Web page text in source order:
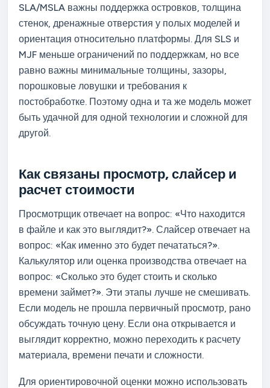
SLA/MSLA важны поддержка островков, толщина
стенок, дренажные отверстия у полых моделей и
ориентация относительно платформы. Для SLS и
MJF меньше ограничений по поддержкам, но все
равно важны минимальные толщины, зазоры,
порошковые ловушки и требования к
постобработке. Поэтому одна и та же модель может
быть удачной для одной технологии и сложной для
другой.
Как связаны просмотр, слайсер и
расчет стоимости
Просмотрщик отвечает на вопрос: «Что находится
в файле и как это выглядит?». Слайсер отвечает на
вопрос: «Как именно это будет печататься?».
Калькулятор или оценка производства отвечает на
вопрос: «Сколько это будет стоить и сколько
времени займет?». Эти этапы лучше не смешивать.
Если модель не прошла первичный просмотр, рано
обсуждать точную цену. Если она открывается и
выглядит корректно, можно переходить к расчету
материала, времени печати и сложности.
Для ориентировочной оценки можно использовать